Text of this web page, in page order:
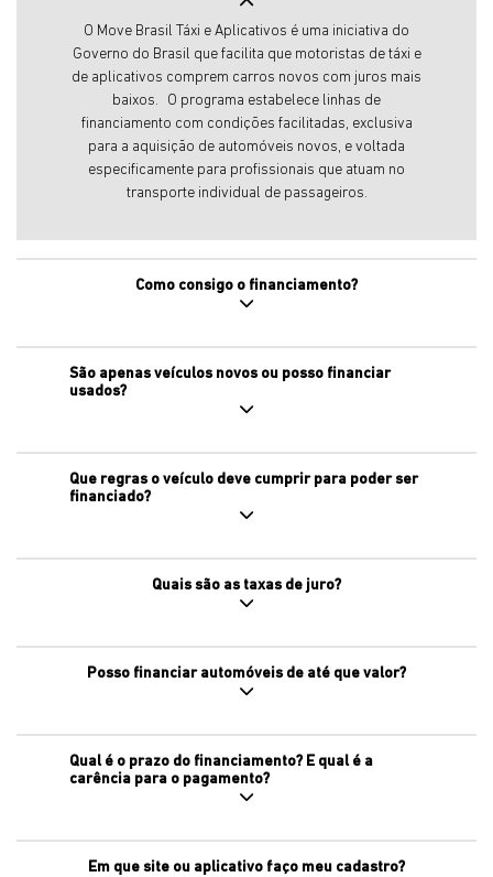
O Move Brasil Táxi e Aplicativos é uma iniciativa do
Governo do Brasil que facilita que motoristas de táxi e
de aplicativos comprem carros novos com juros mais
baixos. O programa estabelece linhas de
financiamento com condições facilitadas, exclusiva
para a aquisição de automóveis novos, e voltada
especificamente para profissionais que atuam no
transporte individual de passageiros.
Como consigo o financiamento?
São apenas veículos novos ou posso financiar
usados?
Que regras o veículo deve cumprir para poder ser
financiado?
Quais são as taxas de juro?
Posso financiar automóveis de até que valor?
Qual é o prazo do financiamento? E qual é a
carência para o pagamento?
Em que site ou aplicativo faço meu cadastro?